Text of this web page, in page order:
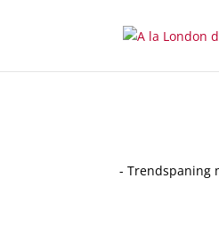
- Trendspaning